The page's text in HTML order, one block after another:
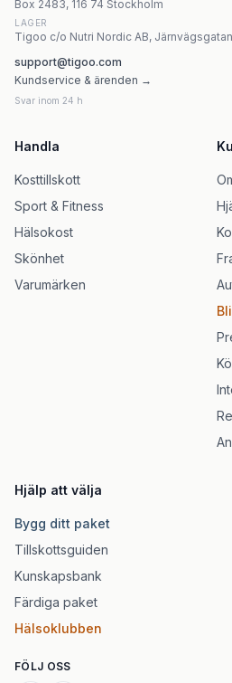
Box 2483, 116 74 Stockholm
LAGER
Tigoo c/o Nutri Nordic AB,
support@tigoo.com
Kundservice & ärenden →
Svar inom 24 h
Handla
Kosttillskott
Sport & Fitness
Hälsokost
Skönhet
Varumärken
Hjälp att välja
Bygg ditt paket
Tillskottsguiden
Kunskapsbank
Färdiga paket
Hälsoklubben
FÖLJ OSS